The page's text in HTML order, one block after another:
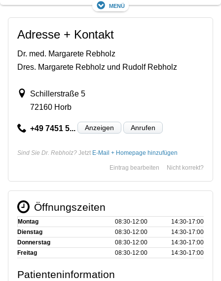
Menü
Adresse + Kontakt
Dr. med. Margarete Rebholz
Dres. Margarete Rebholz und Rudolf Rebholz
Schillerstraße 5
72160 Horb
+49 7451 5... Anzeigen Anrufen
Sind Sie Dr. Rebholz? Jetzt E-Mail + Homepage hinzufügen
Nicht korrekt?
Eintrag bearbeiten
Öffnungszeiten
Montag 08:30‑12:00
14:30‑17:00
Dienstag
08:30‑12:00
14:30‑17:00
Donnerstag
08:30‑12:00
14:30‑17:00
Freitag
08:30‑12:00 14:30‑17:00
Patienteninformation